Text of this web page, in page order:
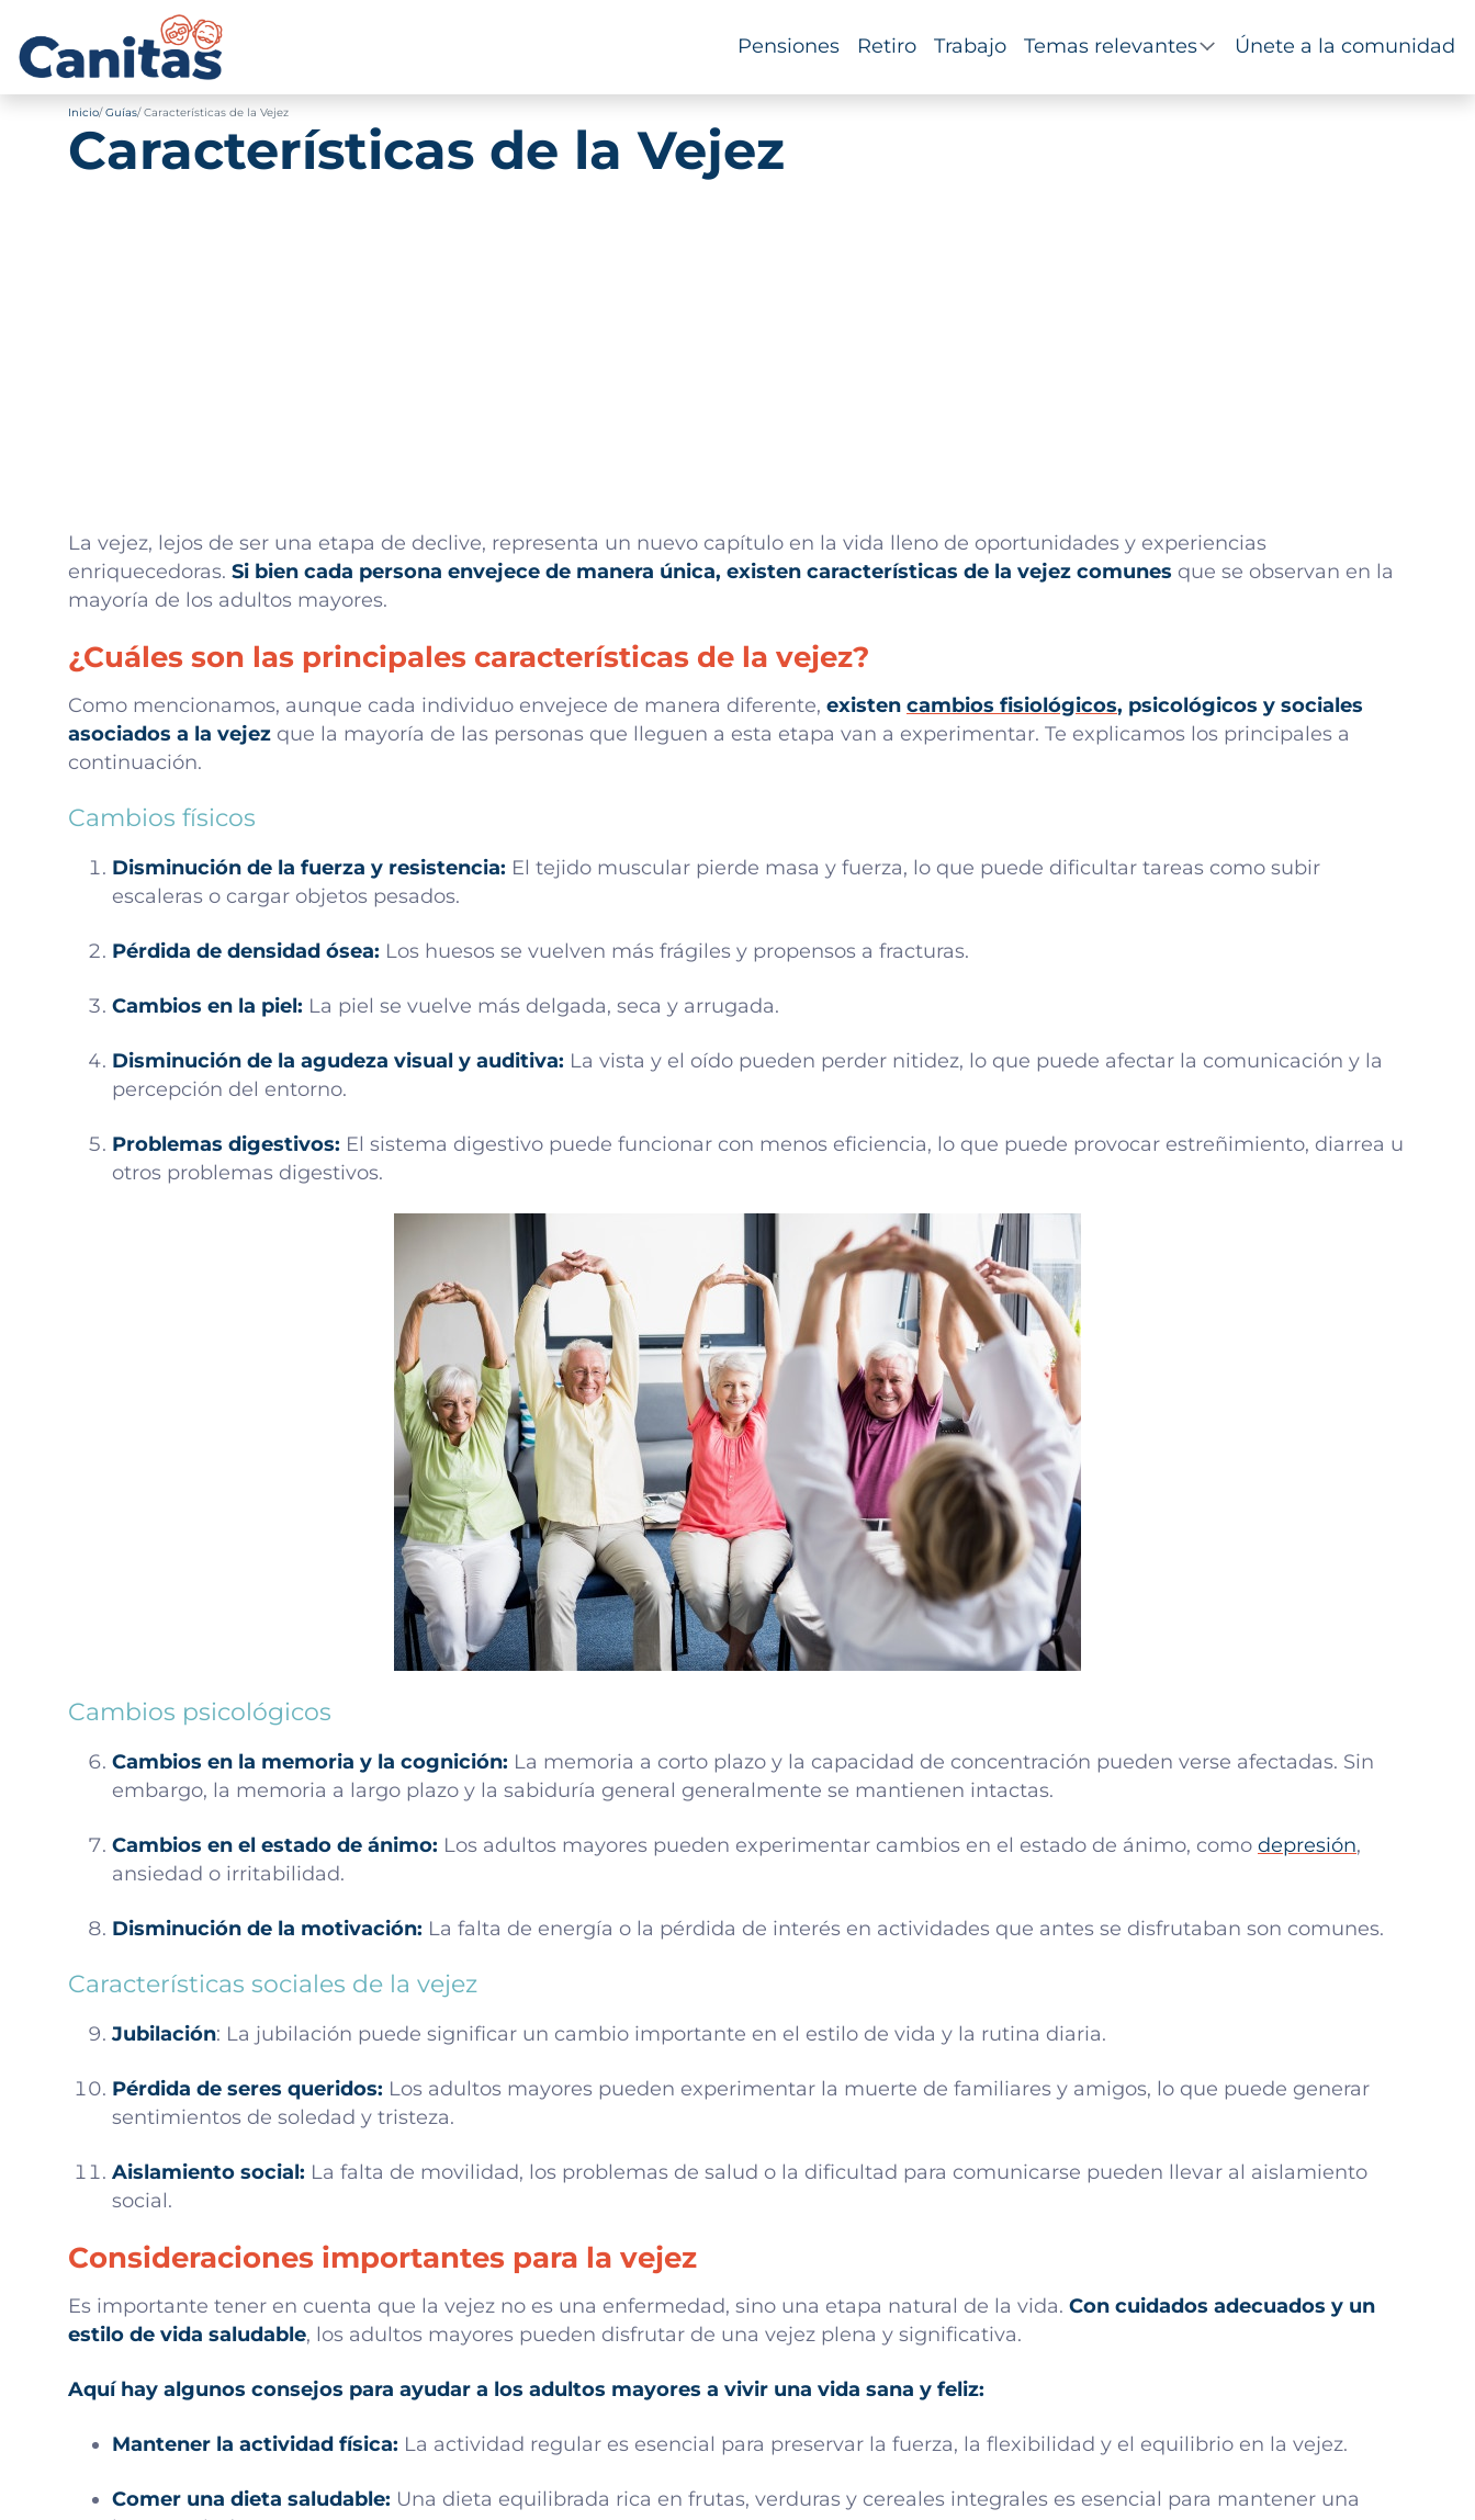
Pensiones Retiro Trabajo Temas relevantes Únete a la comunidad
Inicio Guías Características de la Vejez
Características de la Vejez
La vejez, lejos de ser una etapa de declive, representa un nuevo capítulo en la vida lleno de oportunidades y experiencias
enriquecedoras. Si bien cada persona envejece de manera única, existen características de la vejez comunes que se observan en la
mayoría de los adultos mayores.
¿Cuáles son las principales características de la vejez?
Como mencionamos, aunque cada individuo envejece de manera diferente, existen cambios fisiológicos, psicológicos y sociales
asociados a la vejez que la mayoría de las personas que lleguen a esta etapa van a experimentar. Te explicamos los principales a
continuación.
Cambios físicos
Disminución de la fuerza y resistencia: El tejido muscular pierde masa y fuerza, lo que puede dificultar tareas como subir
escaleras o cargar objetos pesados.
Pérdida de densidad ósea: Los huesos se vuelven más frágiles y propensos a fracturas.
Cambios en la piel: La piel se vuelve más delgada, seca y arrugada.
Disminución de la agudeza visual y auditiva: La vista y el oído pueden perder nitidez, lo que puede afectar la comunicación y la
percepción del entorno.
Problemas digestivos: El sistema digestivo puede funcionar con menos eficiencia, lo que puede provocar estreñimiento, diarrea u
otros problemas digestivos.
Cambios psicológicos
Cambios en la memoria y la cognición: La memoria a corto plazo y la capacidad de concentración pueden verse afectadas. Sin
embargo, la memoria a largo plazo y la sabiduría general generalmente se mantienen intactas.
Cambios en el estado de ánimo: Los adultos mayores pueden experimentar cambios en el estado de ánimo, como depresión,
ansiedad o irritabilidad.
Disminución de la motivación: La falta de energía o la pérdida de interés en actividades que antes se disfrutaban son comunes.
Características sociales de la vejez
Jubilación: La jubilación puede significar un cambio importante en el estilo de vida y la rutina diaria.
Pérdida de seres queridos: Los adultos mayores pueden experimentar la muerte de familiares y amigos, lo que puede generar
sentimientos de soledad y tristeza.
Aislamiento social: La falta de movilidad, los problemas de salud o la dificultad para comunicarse pueden llevar al aislamiento
social.
Consideraciones importantes para la vejez
Es importante tener en cuenta que la vejez no es una enfermedad, sino una etapa natural de la vida. Con cuidados adecuados y un
estilo de vida saludable, los adultos mayores pueden disfrutar de una vejez plena y significativa.
Aquí hay algunos consejos para ayudar a los adultos mayores a vivir una vida sana y feliz:
Mantener la actividad física: La actividad regular es esencial para preservar la fuerza, la flexibilidad y el equilibrio en la vejez.
Comer una dieta saludable: Una dieta equilibrada rica en frutas, verduras y cereales integrales es esencial para mantener una